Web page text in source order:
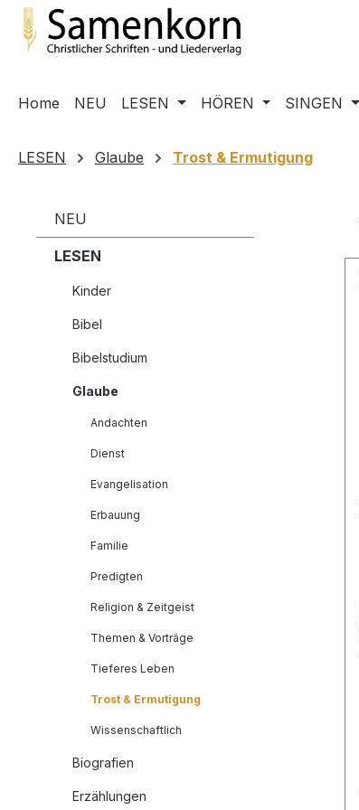
Hauptinhalt springen
Zur Suche springen
Zur Hauptnavigation springen
Home NEU LESEN HÖREN SINGEN
LESEN Glaube Trost & Ermutigung
NEU
LESEN
Kinder
Bibel
Bibelstudium
Glaube
Andachten
Dienst
Evangelisation
Erbauung
Familie
Predigten
Religion & Zeitgeist
Themen & Vorträge
Tieferes Leben
Trost & Ermutigung
Wissenschaftlich
Biografien
Erzählungen